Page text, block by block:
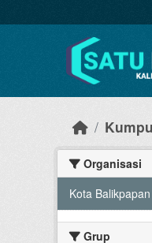
Organisasi
Kota Balikpapan
Grup